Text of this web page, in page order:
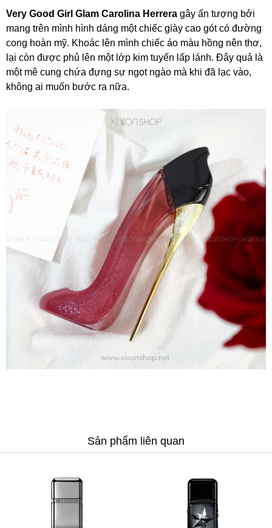
Very Good Girl Glam Carolina Herrera gây ấn tượng bởi
mang trên mình hình dáng một chiếc giày cao gót có đường
cong hoàn mỹ. Khoác lên mình chiếc áo màu hồng nên thơ,
lại còn được phủ lên một lớp kim tuyến lấp lánh. Đây quả là
một mê cung chứa đựng sự ngọt ngào mà khi đã lạc vào,
không ai muốn bước ra nữa.
Sản phẩm liên quan